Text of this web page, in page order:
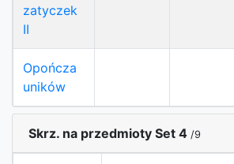
zatyczek
II
Opończa
uników
Skrz. na przedmioty Set 4 /9